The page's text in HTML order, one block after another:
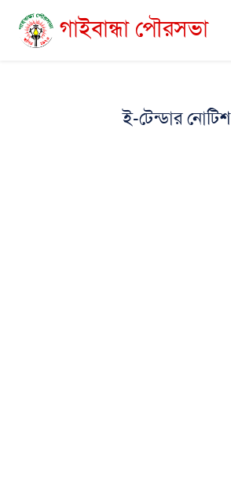
গাইবান্ধা পৌরসভা
ই-টেন্ডার নোটিশ